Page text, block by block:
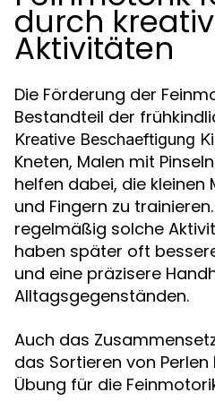
durch
Aktivitäten
Die Förderung der
Bestandteil der
Kreative Beschaeftigung
Kneten, Malen mit
helfen dabei, die kleinen
und Fingern zu
regelmäßig solche
haben später oft
und eine präzisere
Alltagsgegenständen.
Auch das
das Sortieren von
Übung für die